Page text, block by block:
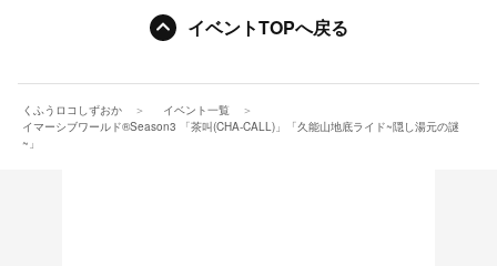
イベントTOPへ戻る
くふうロコしずおか
イベント一覧
イマーシブワールド®Season3 「茶叫(CHA-CALL)」「久能山地底ライド~隠し湯元の謎
~」